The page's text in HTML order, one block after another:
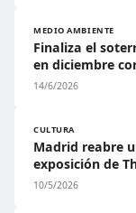
MEDIO AMBIENTE
Finaliza el
en diciembre
14/6/2026
CULTURA
Madrid reabre
exposición de
10/5/2026